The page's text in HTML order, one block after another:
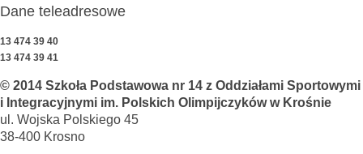
Dane teleadresowe
13 474 39 40
13 474 39 41
© 2014 Szkoła Podstawowa nr 14 z Oddziałami Sportowymi
i Integracyjnymi im. Polskich Olimpijczyków w Krośnie
ul. Wojska Polskiego 45
38-400 Krosno